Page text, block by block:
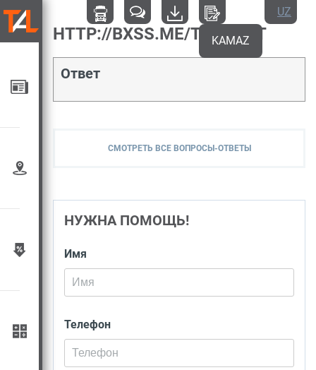
KAMAZ
UZ
HTTP://BXSS.ME/T/FIT.TXT
Ответ
СМОТРЕТЬ ВСЕ ВОПРОСЫ-ОТВЕТЫ
НУЖНА ПОМОЩЬ!
Имя
Телефон